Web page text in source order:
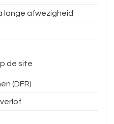
lange afwezigheid
de site
(DFR)